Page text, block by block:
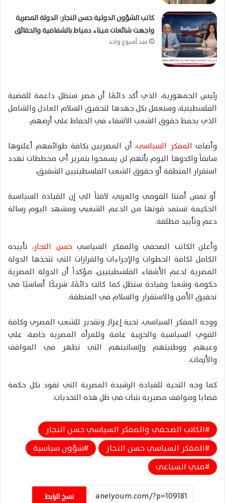
كاتب الشؤون الدولية حسن النجار: الدولة المصرية
واجهت شائعات ميناء دمياط بالشفافية والحقائق
منذ أسبوع واحد
رئيس الجمهورية، الذي أكد دائمًا أن مصر ستظل داعمة للقضية
الفلسطينية، وستعمل بكل جهدها لتحقيق السلام العادل والشامل
الذي يحفظ حقوق الشعب الاشقاء في الحفاظ علي أرضهم.
وأضاف المفكر السياسي، أن المصريين بكافة طوائفهم أعلنوها
سابقاً واكدوها اليوم بأنهم لن يسمحوا بتمرير أي مخططات تهدد
استقرار المنطقة أو حقوق الشعب الفلسطينيين الشقيق،
أو تمس أمننا القومي والعربي، لافتاً الي إن القيادة السياسية
الحكيمة تستمد قوتها من الدعم الشعبي ومشهد اليوم رسالة
دعم وتأييد مطلقة.
وأعلن الكاتب الصحفي والمفكر السياسيحسن النجار،تأييده
الكامل لكافة الخطوات والإجراءات والقرارات التي تتخذها الدولة
المصرية لدعم الأشقاء الفلسطينيين، مؤكداً أن الدولة المصرية
حكومة وشعبا وقيادة ستظل كما كانت دائمًا، شريكًا أساسيًا في
تحقيق الأمن والاستقرار والسلام في المنطقة.
ووجه المفكر السياسي، تحية إعزاز وتقدير للشعب المصري وكافة
القوي السياسية والحزبية عامة وللمرأة المصرية خاصة، علي
وعيهم ووطنيتهم وإنسانيتهم التي تظهر في المواقف
والأزمات،
كما وجه التحية للقيادة الرشيدة المصرية التي تقود بكل حكمة
قضايا ومواقف مصيرية بثبات في ظل هذه التحديات.
الكاتب الصحفي والمفكر السياسي حسن النجار
المفكر السياسي حسن النجار
شؤون سياسية
مني السباعي
نسخ الرابط